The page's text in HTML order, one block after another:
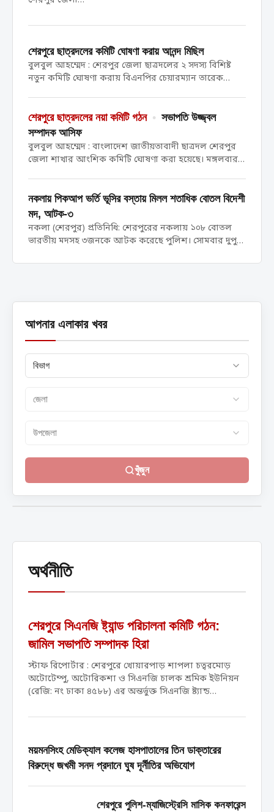
জন প্রার্থী
প্রকৃত শূণ্য পদ
কোটা ও নিয়োগ
পদ্ধতি অনুসরণ
করে শতভাগ
বাংলাদেশ
পুলিশে ট্রেইনি
রিক্রুট কনস্টেবল
(টিআরসি) পদে
ফেব্রুয়ারি ২০২৬
এর চূড়ান্ত...
শেরপুরে ছাত্রদলের কমিটি ঘোষণা করায় আনন্দ মিছিল
বুলবুল আহম্মেদ : শেরপুর জেলা ছাত্রদলের ২ সদস্য বিশিষ্ট
নতুন কমিটি ঘোষণা করায় বিএনপির চেয়ারম্যান তারেক
গরুহাটি থেকে একটি আনন্দ...
শেরপুরে ছাত্রদলের নয়া কমিটি গঠন • সভাপতি উজ্জ্বল
সম্পাদক আসিফ
বুলবুল আহম্মেদ : বাংলাদেশ জাতীয়তাবাদী ছাত্রদল শেরপুর
জেলা শাখার আংশিক কমিটি ঘোষণা করা হয়েছে। মঙ্গলবার
সংসদের সভাপতি রাকিবুল ইসলাম...
নকলায় পিকআপ ভর্তি ভূসির বস্তায় মিলল শতাধিক বোতল বিদেশী
মদ, আটক-৩
নকলা (শেরপুর) প্রতিনিধি: শেরপুরের নকলায় ১০৮ বোতল
ভারতীয় মদসহ ৩জনকে আটক করেছে পুলিশ। সোমবার দুপুরে
হয়। আটককৃতরা হলেন, শেরপুর জেলার শ্রীবরদী উপজেলার
আপনার এলাকার খবর
খুঁজুন
অর্থনীতি
শেরপুরে সিএনজি ষ্ট্যান্ড পরিচালনা কমিটি গঠন:
জামিল সভাপতি সম্পাদক হিরা
স্টাফ রিপোর্টার : শেরপুরে খোয়ারপাড় শাপলা চত্বরমোড়
অটোটেম্পু, অটোরিকশা ও সিএনজি চালক শ্রমিক ইউনিয়ন
(রেজি: নং ঢাকা ৪৫৮৮) এর অন্তর্ভুক্ত সিএনজি ষ্ট্যান্ড
হয়েছে। ১১ মে রাতে...
ময়মনসিংহ মেডিক্যাল কলেজ হাসপাতালের তিন ডাক্তারের
বিরুদ্ধে জখমী সনদ প্রদানে ঘুষ দূর্নীতির অভিযোগ
শেরপুরে পুলিশ-ম্যাজিস্ট্রেসি মাসিক কনফারেন্স